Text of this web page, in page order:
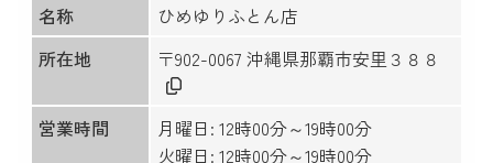
名称
ひめゆりふとん店
所在地
〒902-0067 沖縄県那覇市安里３８８
営業時間
月曜日: 12時00分～19時00分
火曜日: 12時00分～19時00分